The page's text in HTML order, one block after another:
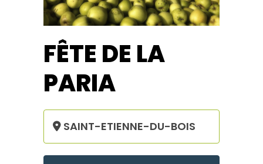
FÊTE DE LA
PARIA
SAINT-ETIENNE-DU-BOIS